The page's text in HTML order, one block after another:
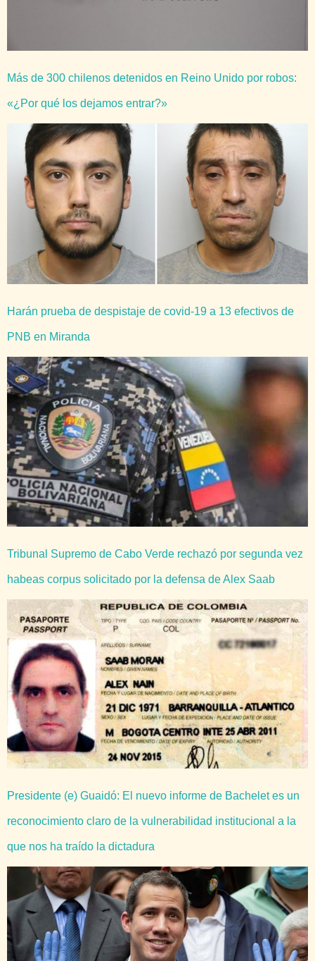
Más de 300 chilenos detenidos en Reino Unido por robos:
«¿Por qué los dejamos entrar?»
Harán prueba de despistaje de covid-19 a 13 efectivos de
PNB en Miranda
Tribunal Supremo de Cabo Verde rechazó por segunda vez
habeas corpus solicitado por la defensa de Alex Saab
Presidente (e) Guaidó: El nuevo informe de Bachelet es un
reconocimiento claro de la vulnerabilidad institucional a la
que nos ha traído la dictadura